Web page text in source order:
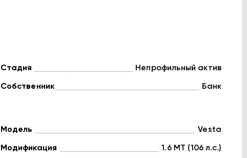
Стадия Непрофильный актив
Собственник Банк
Модель Vesta
Модификация 1.6 MT (106 л.с.)